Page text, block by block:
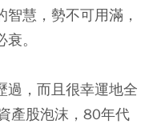
慧，勢不可用滿，
。
過，而且很幸運地全
產股泡沫，80年代